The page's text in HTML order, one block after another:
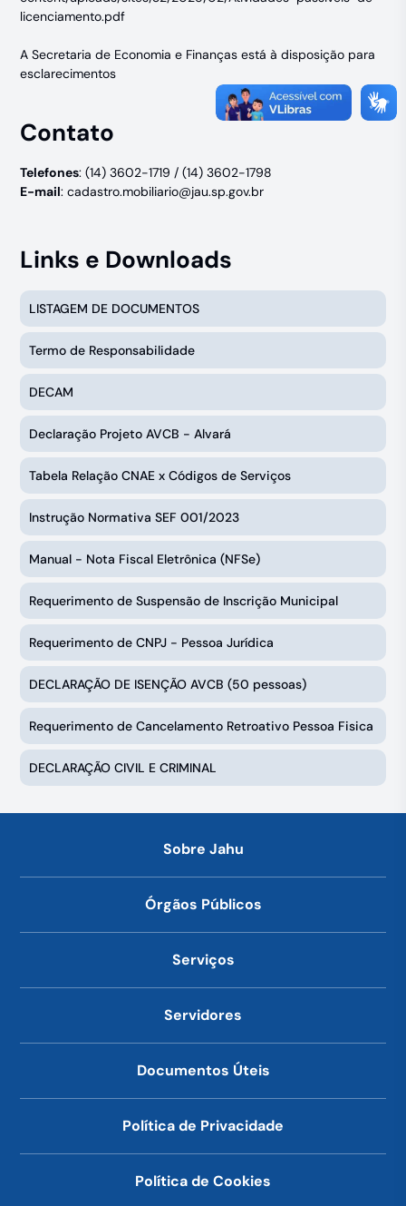
licenciamento.pdf
A Secretaria de Economia e Finanças está à disposição para
esclarecimentos
Contato
Telefones: (14) 3602-1719 / (14) 3602-1798
E-mail:cadastro.mobiliario@jau.sp.gov.br
Links e Downloads
LISTAGEM DE DOCUMENTOS
Termo de Responsabilidade
DECAM
Declaração Projeto AVCB - Alvará
Tabela Relação CNAE x Códigos de Serviços
Instrução Normativa SEF 001/2023
Manual - Nota Fiscal Eletrônica (NFSe)
Requerimento de Suspensão de Inscrição Municipal
Requerimento de CNPJ - Pessoa Jurídica
DECLARAÇÃO DE ISENÇÃO AVCB (50 pessoas)
Requerimento de Cancelamento Retroativo Pessoa Fisica
DECLARAÇÃO CIVIL E CRIMINAL
Sobre Jahu
Órgãos Públicos
Serviços
Servidores
Documentos Úteis
Política de Privacidade
Política de Cookies